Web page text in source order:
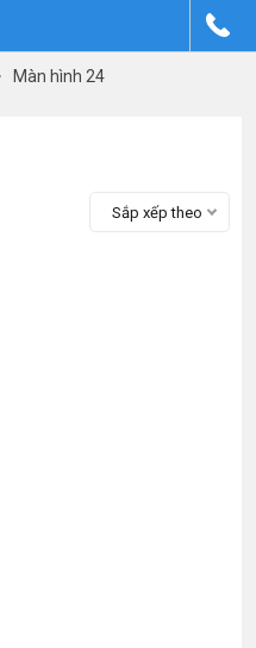
Màn hình 24
Sắp xếp theo